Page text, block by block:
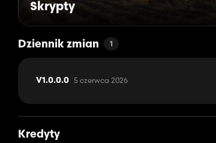
Skrypty
Dziennik zmian 1
V1.0.0.0 5 czerwca 2026
Kredyty